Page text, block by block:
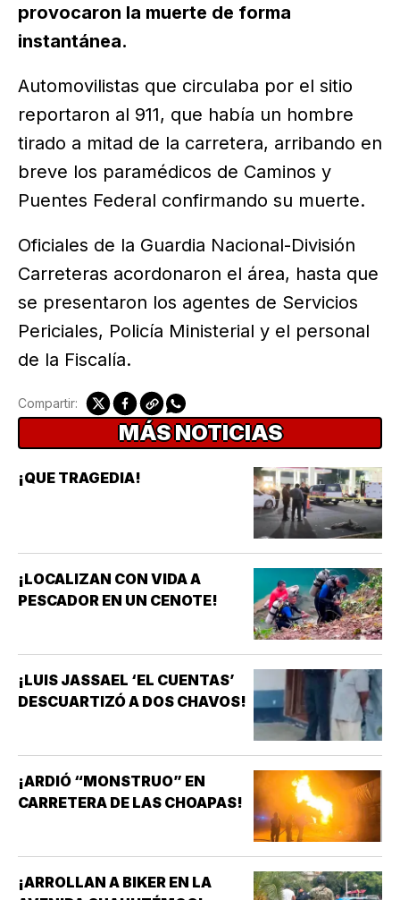
provocaron la muerte de forma
instantánea.
Automovilistas que circulaba por el sitio
reportaron al 911, que había un hombre
tirado a mitad de la carretera, arribando en
breve los paramédicos de Caminos y
Puentes Federal confirmando su muerte.
Oficiales de la Guardia Nacional-División
Carreteras acordonaron el área, hasta que
se presentaron los agentes de Servicios
Periciales, Policía Ministerial y el personal
de la Fiscalía.
Compartir:
MÁS NOTICIAS
¡QUE TRAGEDIA!
¡LOCALIZAN CON VIDA A
PESCADOR EN UN CENOTE!
¡LUIS JASSAEL ‘EL CUENTAS’
DESCUARTIZÓ A DOS CHAVOS!
¡ARDIÓ “MONSTRUO” EN
CARRETERA DE LAS CHOAPAS!
¡ARROLLAN A BIKER EN LA